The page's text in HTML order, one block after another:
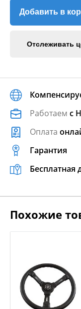
Добавить в
Отслеживать
Работаем с
Оплата
Гарантия
Бесплатная
Похожие